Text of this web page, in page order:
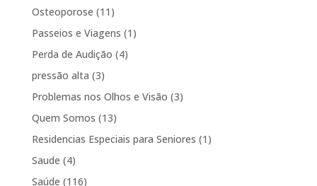
Osteoporose (11)
Passeios e Viagens (1)
Perda de Audição (4)
pressão alta (3)
Problemas nos Olhos e Visão (3)
Quem Somos (13)
Residencias Especiais para Seniores (1)
Saude (4)
Saúde (116)